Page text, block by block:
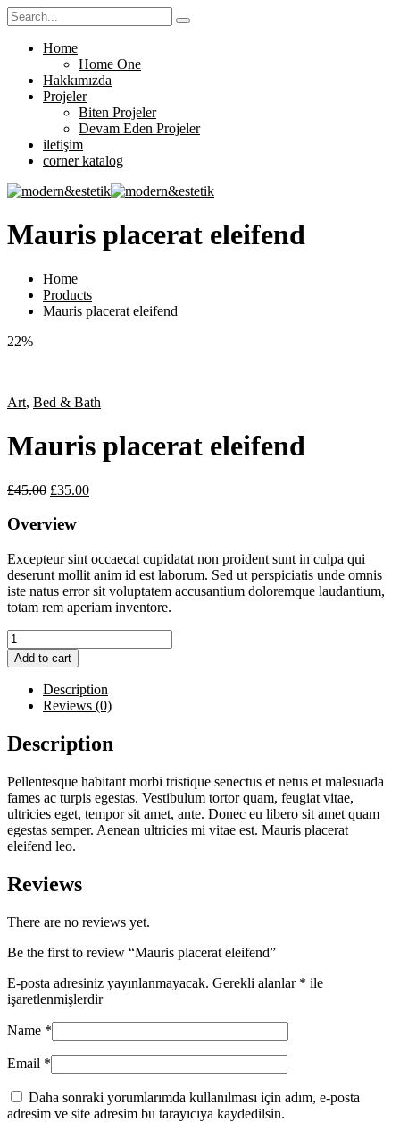
Home
Home One
Hakkımızda
Projeler
Biten Projeler
Devam Eden Projeler
iletişim
corner katalog
Mauris placerat eleifend
Home
Products
Mauris placerat eleifend
22%
Art, Bed & Bath
Mauris placerat eleifend
£45.00 £35.00
Overview
Excepteur sint occaecat cupidatat non proident sunt in culpa qui
deserunt mollit anim id est laborum. Sed ut perspiciatis unde omnis
iste natus error sit voluptatem accusantium doloremque laudantium,
totam rem aperiam inventore.
Mauris
placerat
eleifend
quantity
Add to cart
Description
Reviews (0)
Description
Pellentesque habitant morbi tristique senectus et netus et malesuada
fames ac turpis egestas. Vestibulum tortor quam, feugiat vitae,
ultricies eget, tempor sit amet, ante. Donec eu libero sit amet quam
egestas semper. Aenean ultricies mi vitae est. Mauris placerat
eleifend leo.
Reviews
There are no reviews yet.
Be the first to review “Mauris placerat eleifend”
E-posta adresiniz yayınlanmayacak. Gerekli alanlar * ile
işaretlenmişlerdir
Name *
Email *
Daha sonraki yorumlarımda kullanılması için adım, e-posta
adresim ve site adresim bu tarayıcıya kaydedilsin.